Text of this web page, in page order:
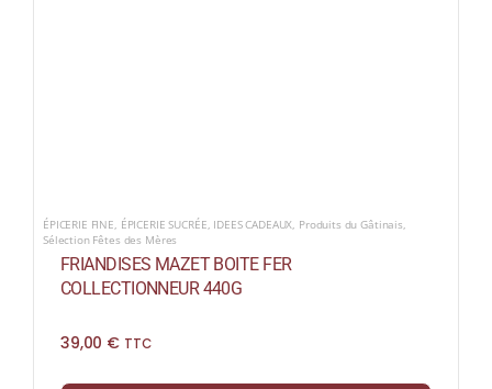
ÉPICERIE FINE, ÉPICERIE SUCRÉE, IDEES CADEAUX, Produits du Gâtinais,
Sélection Fêtes des Mères
FRIANDISES MAZET BOITE FER
COLLECTIONNEUR 440G
39,00 € TTC